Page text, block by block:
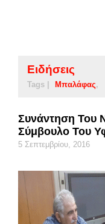
Ειδήσεις
Tags | Μπαλάφας
Συνάντηση Του
Σύμβουλο Του
5 Σεπτεμβρίου, 2016